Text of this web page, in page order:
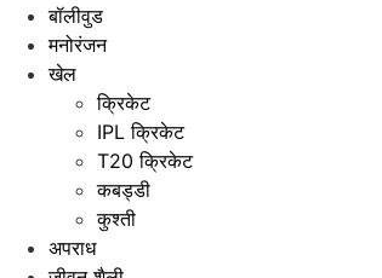
बॉलीवुड
मनोरंजन
खेल
क्रिकेट
IPL क्रिकेट
T20 क्रिकेट
कबड्डी
कुश्ती
अपराध